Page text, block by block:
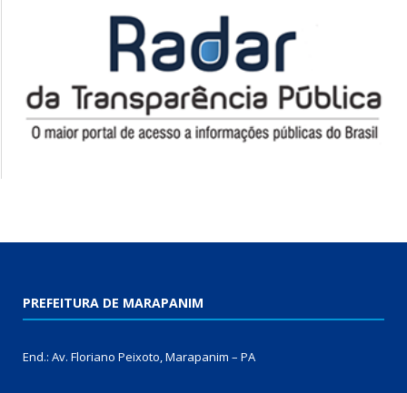
PREFEITURA DE MARAPANIM
End.: Av. Floriano Peixoto, Marapanim – PA